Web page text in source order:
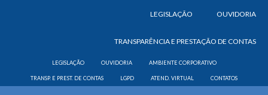
LEGISLAÇÃO OUVIDORIA
TRANSPARÊNCIA E PRESTAÇÃO DE CONTAS
LEGISLAÇÃO OUVIDORIA AMBIENTE CORPORATIVO
TRANSP. E PREST. DE CONTAS LGPD ATEND. VIRTUAL CONTATOS